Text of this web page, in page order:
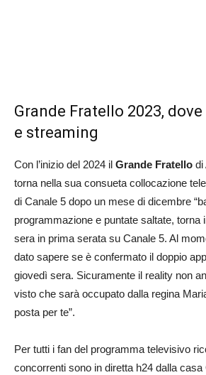
Grande Fratello 2023,
e streaming
Con l’inizio del 2024 il Grande Fratello di
torna nella sua consueta collocazione
di Canale 5 dopo un mese di dicembre
programmazione e puntate saltate, torna
sera in prima serata su Canale 5. Al
dato sapere se è confermato il doppio
giovedì sera. Sicuramente il reality non
visto che sarà occupato dalla regina
posta per te”.
Per tutti i fan del programma televisivo
concorrenti sono in diretta h24 dalla